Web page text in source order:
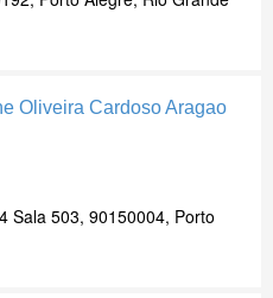
Oliveira Cardoso Aragao
Sala 503, 90150004, Porto